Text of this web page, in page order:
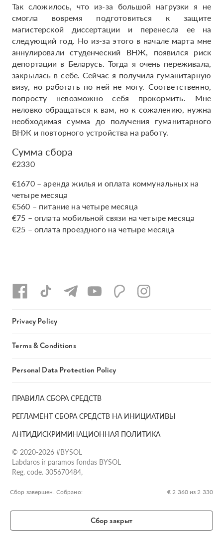
Так сложилось, что из-за большой нагрузки я не
смогла вовремя подготовиться к защите
магистерской диссертации и перенесла ее на
следующий год. Но из-за этого в начале марта мне
аннулировали студенческий ВНЖ, появился риск
депортации в Беларусь. Тогда я очень переживала,
закрылась в себе. Сейчас я получила гуманитарную
визу, но работать по ней не могу. Соответственно,
попросту невозможно себя прокормить. Мне
неловко обращаться к вам, но к сожалению, нужна
необходимая сумма до получения гуманитарного
ВНЖ и повторного устройства на работу.
Сумма сбора
€2330
€1670 – аренда жилья и оплата коммунальных на
четыре месяца
€560 – питание на четыре месяца
€75 – оплата мобильной связи на четыре месяца
€25 – оплата проездного на четыре месяца
Сбор завершен. Собрано: € 2 360 из 2 330
Сбор закрыт
ПРАВИЛА СБОРА СРЕДСТВ
РЕГЛАМЕНТ СБОРА СРЕДСТВ НА ИНИЦИАТИВЫ
АНТИДИСКРИМИНАЦИОННАЯ ПОЛИТИКА
© 2020-2026 #BYSOL
Labdaros ir paramos fondas BYSOL
Reg. code. 305670484,
g.17-1, LT-13253
SWIFT kodas HABALT22
Privacy Policy
Terms & Conditions
Personal Data Protection Policy